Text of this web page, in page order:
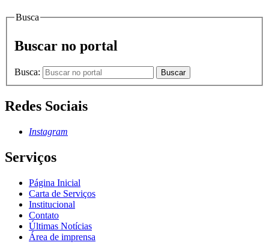
Busca
Buscar no portal
Busca: Buscar
Redes Sociais
Instagram
Serviços
Página Inicial
Carta de Serviços
Institucional
Contato
Últimas Notícias
Área de imprensa